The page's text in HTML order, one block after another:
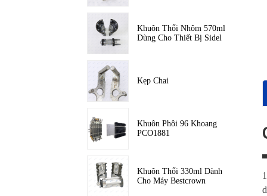
Khuôn Thổi Nhôm 570ml
Dùng Cho Thiết Bị Sidel
Kẹp Chai
Khuôn Phôi 96 Khoang
PCO1881
Khuôn Thổi 330ml Dành
Cho Máy Bestcrown